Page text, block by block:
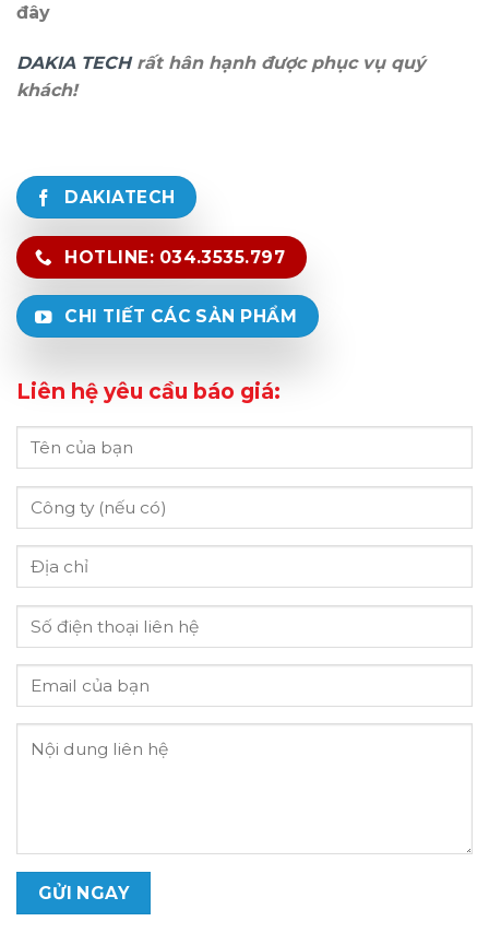
đây
DAKIA TECHrất hân hạnh được phục vụ quý
khách!
DAKIATECH
HOTLINE: 034.3535.797
CHI TIẾT CÁC SẢN PHẨM
Liên hệ yêu cầu báo giá: